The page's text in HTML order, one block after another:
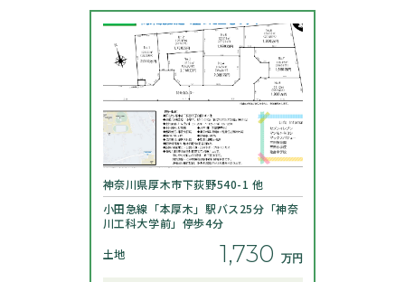
神奈川県厚木市下荻野540-1 他
小田急線「本厚木」駅バス25分「神奈
川工科大学前」停歩4分
土地
1,730